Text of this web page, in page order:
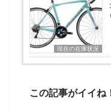
現在の在庫状況
この記事がイイね